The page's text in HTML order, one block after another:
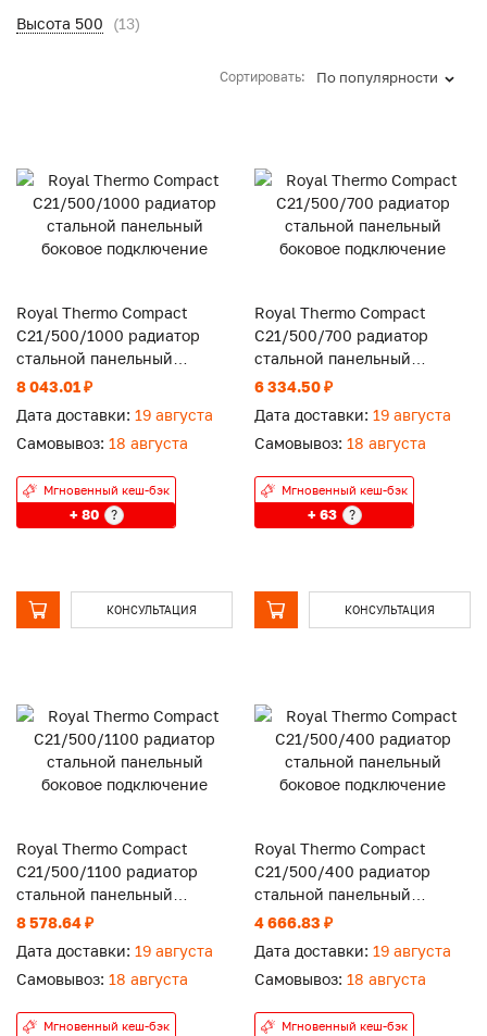
Высота 500 (13)
Сортировать: По популярности
Royal Thermo Compact
C21/500/1000 радиатор
стальной панельный
боковое подключение
8 043.01 ₽
Дата доставки: 19 августа
Самовывоз: 18 августа
Мгновенный кеш-бэк
+ 80 ?
КОНСУЛЬТАЦИЯ
Royal Thermo Compact
C21/500/700 радиатор
стальной панельный
боковое подключение
6 334.50 ₽
Дата доставки: 19 августа
Самовывоз: 18 августа
Мгновенный кеш-бэк
+ 63 ?
КОНСУЛЬТАЦИЯ
Royal Thermo Compact
C21/500/1100 радиатор
стальной панельный
боковое подключение
8 578.64 ₽
Дата доставки: 19 августа
Самовывоз: 18 августа
Мгновенный кеш-бэк
Royal Thermo Compact
C21/500/400 радиатор
стальной панельный
боковое подключение
4 666.83 ₽
Дата доставки: 19 августа
Самовывоз: 18 августа
Мгновенный кеш-бэк